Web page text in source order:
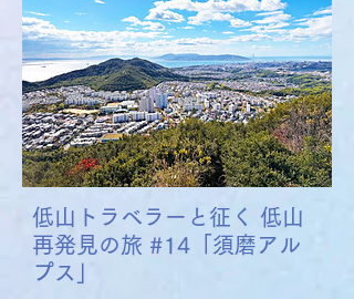
低山トラベラーと征く 低山
再発見の旅 #14「須磨アル
プス」